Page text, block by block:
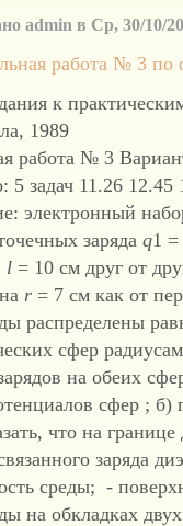
admin в Ср, 30/10/
работа № 3
к
1989
работа № 3
5 задач 11.26
электронный
заряда q1
l= 10 см друг от
r= 7 см как от
распределены
сфер
на обеих
сфер ;
что на
заряда
среды; -
на обкладках